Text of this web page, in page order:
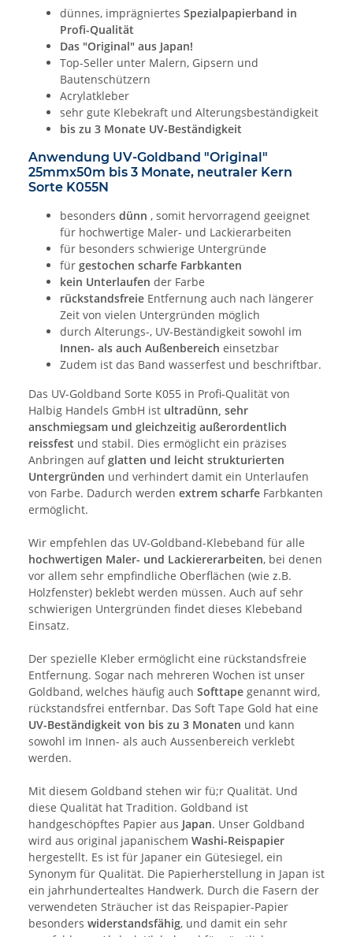
dünnes, imprägniertes Spezialpapierband in
Profi-Qualität
Das "Original" aus Japan!
Top-Seller unter Malern, Gipsern und
Bautenschützern
Acrylatkleber
sehr gute Klebekraft und Alterungsbeständigkeit
bis zu 3 Monate UV-Beständigkeit
Anwendung UV-Goldband "Original"
25mmx50m bis 3 Monate, neutraler Kern
Sorte K055N
besonders dünn , somit hervorragend geeignet
für hochwertige Maler- und Lackierarbeiten
für besonders schwierige Untergründe
für gestochen scharfe Farbkanten
kein Unterlaufen der Farbe
rückstandsfreie Entfernung auch nach längerer
Zeit von vielen Untergründen möglich
durch Alterungs-, UV-Beständigkeit sowohl im
Innen- als auch Außenbereich einsetzbar
Zudem ist das Band wasserfest und beschriftbar.
Das UV-Goldband Sorte K055 in Profi-Qualität von
Halbig Handels GmbH ist ultradünn, sehr
anschmiegsam und gleichzeitig außerordentlich
reissfest und stabil. Dies ermöglicht ein präzises
Anbringen aufglatten und leicht strukturierten
Untergründen und verhindert damit ein Unterlaufen
von Farbe. Dadurch werden extrem scharfe Farbkanten
ermöglicht.
Wir empfehlen das UV-Goldband-Klebeband für alle
hochwertigen Maler- und Lackiererarbeiten, bei denen
vor allem sehr empfindliche Oberflächen (wie z.B.
Holzfenster) beklebt werden müssen. Auch auf sehr
schwierigen Untergründen findet dieses Klebeband
Einsatz.
Der spezielle Kleber ermöglicht eine rückstandsfreie
Entfernung. Sogar nach mehreren Wochen ist unser
Goldband, welches häufig auch Softtape genannt wird,
rückstandsfrei entfernbar. Das Soft Tape Gold hat eine
UV-Beständigkeit von bis zu 3 Monaten und kann
sowohl im Innen- als auch Aussenbereich verklebt
werden.
Mit diesem Goldband stehen wir fü;r Qualität. Und
diese Qualität hat Tradition. Goldband ist
handgeschöpftes Papier aus Japan. Unser Goldband
wird aus original japanischem Washi-Reispapier
hergestellt. Es ist für Japaner ein Gütesiegel, ein
Synonym für Qualität. Die Papierherstellung in Japan ist
ein jahrhundertealtes Handwerk. Durch die Fasern der
verwendeten Sträucher ist das Reispapier-Papier
besonders widerstandsfähig, und damit ein sehr